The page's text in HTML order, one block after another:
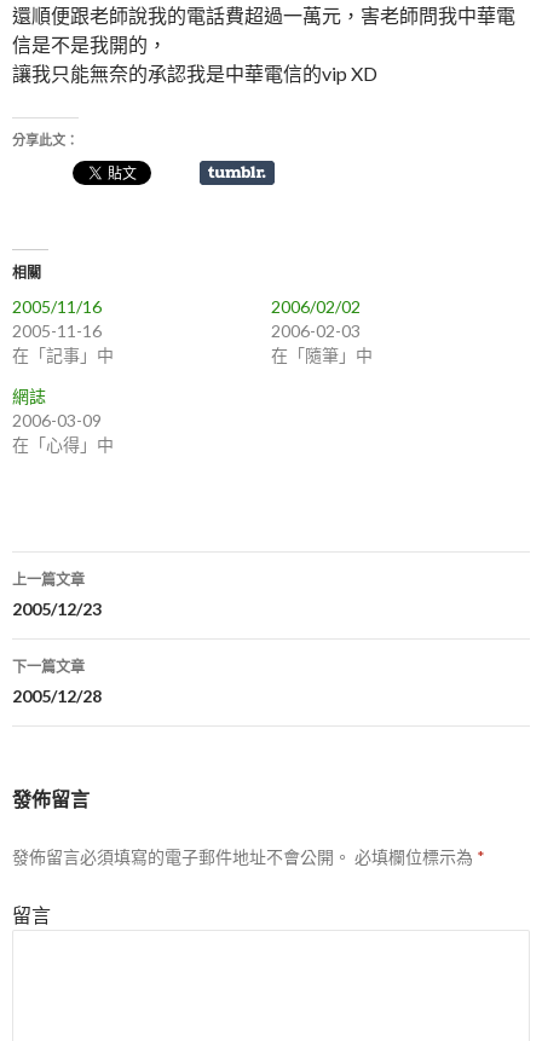
還順便跟老師說我的電話費超過一萬元，害老師問我中華電
信是不是我開的，
讓我只能無奈的承認我是中華電信的vip XD
分享此文：
相關
2005/11/16
2005-11-16
在「記事」中
2006/02/02
2006-02-03
在「隨筆」中
網誌
2006-03-09
在「心得」中
文
章
導
列
上一篇文章
2005/12/23
下一篇文章
2005/12/28
發佈留言
發佈留言必須填寫的電子郵件地址不會公開。 必填欄位標示為 *
留言